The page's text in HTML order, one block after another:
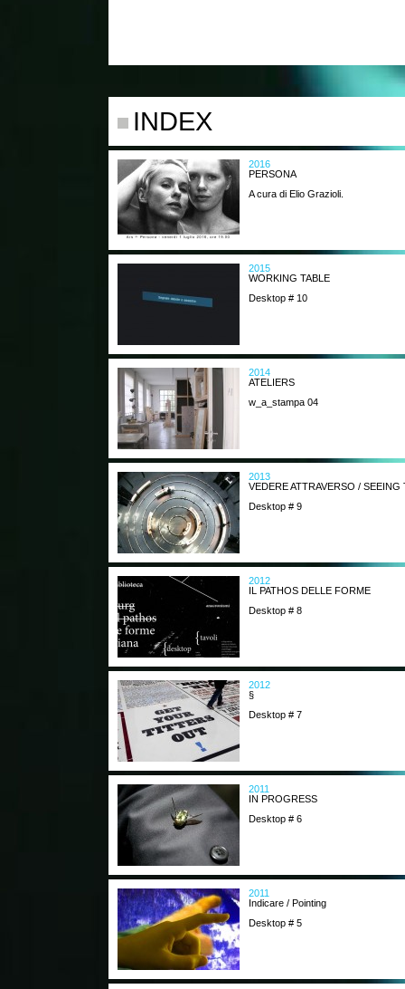
INDEX
2016
PERSONA
A cura di Elio Grazioli.
2015
WORKING TABLE
Desktop # 10
2014
ATELIERS
w_a_stampa 04
2013
VEDERE ATTRAVERSO /
Desktop # 9
2012
IL PATHOS DELLE FORME
Desktop # 8
2012
§
Desktop # 7
2011
IN PROGRESS
Desktop # 6
2011
Indicare / Pointing
Desktop # 5